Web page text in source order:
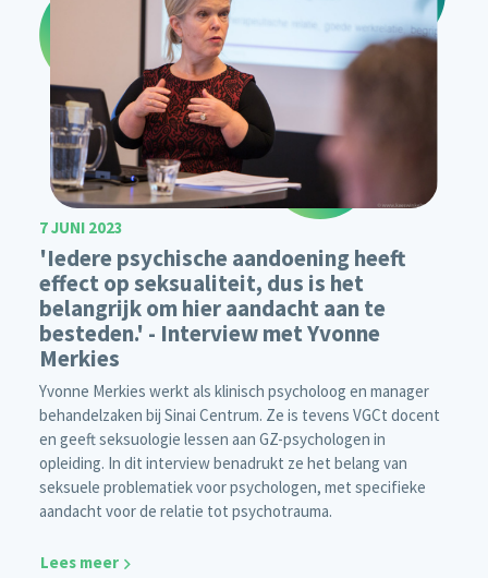
7 JUNI 2023
'Iedere psychische aandoening heeft
effect op seksualiteit, dus is het
belangrijk om hier aandacht aan te
besteden.' - Interview met Yvonne
Merkies
Yvonne Merkies werkt als klinisch psycholoog en manager
behandelzaken bij Sinai Centrum. Ze is tevens VGCt docent
en geeft seksuologie lessen aan GZ-psychologen in
opleiding. In dit interview benadrukt ze het belang van
seksuele problematiek voor psychologen, met specifieke
aandacht voor de relatie tot psychotrauma.
Lees meer